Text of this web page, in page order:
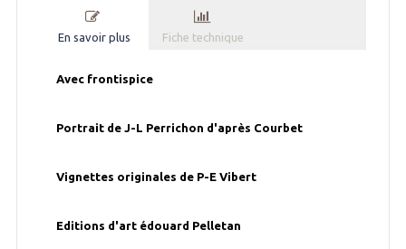
En savoir plus Fiche technique
Avec frontispice
Portrait de J-L Perrichon d'après Courbet
Vignettes originales de P-E Vibert
Editions d'art édouard Pelletan